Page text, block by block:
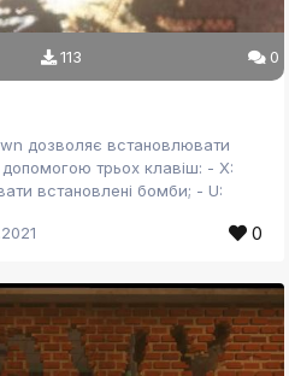
113 0
дозволяє встановлювати
допомогою трьох клавіш: - X:
встановлені бомби; - U:
0